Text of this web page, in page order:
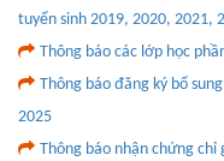
tuyển sinh 2019, 2020, 2021,
Thông báo các lớp học
Thông báo đăng ký bổ
2025
Thông báo nhận chứng chỉ